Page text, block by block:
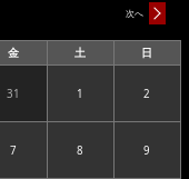
次へ
金
曜
土
曜
日
曜
312026.07.31 12026.08.01 2
72026.08.07 82026.08.08 9